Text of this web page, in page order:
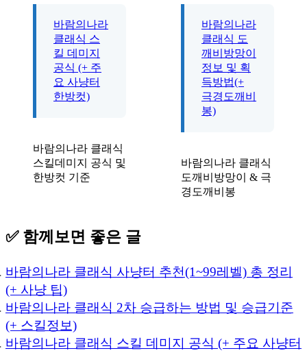
바람의나라
클래식 스
킬 데미지
공식 (+ 주
요 사냥터
한방컷)
바람의나라 클래식
스킬데미지 공식 및
한방컷 기준
바람의나라
클래식 도
깨비방망이
정보 및 획
득방법(+
극경도깨비
봉)
바람의나라 클래식
도깨비방망이 & 극
경도깨비봉
✅ 함께보면 좋은 글
바람의나라 클래식 사냥터 추천(1~99레벨) 총 정리
(+ 사냥 팁)
바람의나라 클래식 2차 승급하는 방법 및 승급기준
(+ 스킬정보)
바람의나라 클래식 스킬 데미지 공식 (+ 주요 사냥터